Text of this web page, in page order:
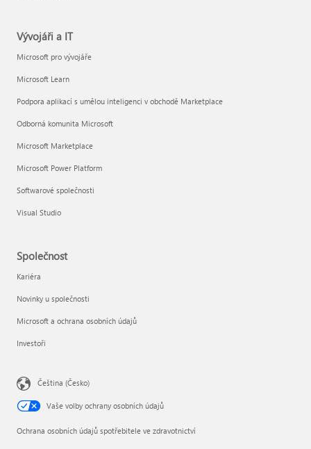
Vývojáři a IT
Microsoft pro vývojáře
Microsoft Learn
Podpora aplikací s umělou inteligenci v obchodě Marketplace
Odborná komunita Microsoft
Microsoft Marketplace
Microsoft Power Platform
Softwarové společnosti
Visual Studio
Společnost
Kariéra
Novinky u společnosti
Microsoft a ochrana osobních údajů
Investoři
Čeština (Česko)
Vaše volby ochrany osobních údajů
Ochrana osobních údajů spotřebitele ve zdravotnictví